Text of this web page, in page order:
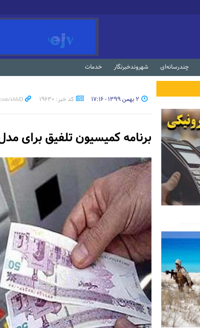
چندرسانه‌ای شهروندخبرنگار خدمات
۲ بهمن ۱۳۹۹ - ۱۷:۱۶ کد خبر: 19630
برنامه کمیسیون تلفیق برای مدل